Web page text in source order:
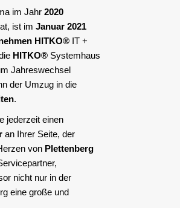
im Jahr 2020
ist im Januar 2021
HITKO® IT +
HITKO® Systemhaus
Jahreswechsel
der Umzug in die
.
jederzeit einen
an Ihrer Seite, der
von Plettenberg
nicht nur in der
eine große und